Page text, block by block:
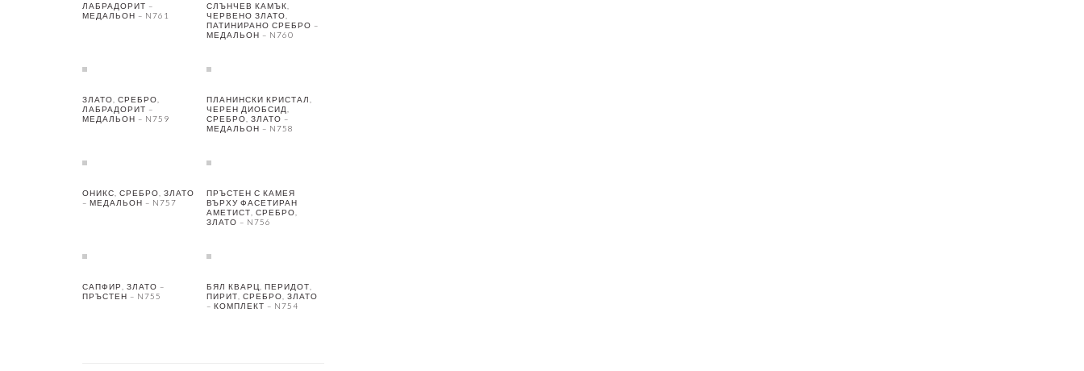
ЛАБРАДОРИТ –
МЕДАЛЬОН – N761
СЛЪНЧЕВ КАМЪК,
ЧЕРВЕНО ЗЛАТО,
ПАТИНИРАНО СРЕБРО –
МЕДАЛЬОН – N760
ЗЛАТО, СРЕБРО,
ЛАБРАДОРИТ –
МЕДАЛЬОН – N759
ПЛАНИНСКИ КРИСТАЛ,
ЧЕРЕН ДИОБСИД,
СРЕБРО, ЗЛАТО –
МЕДАЛЬОН – N758
ОНИКС, СРЕБРО, ЗЛАТО
– МЕДАЛЬОН – N757
ПРЪСТЕН С КАМЕЯ
ВЪРХУ ФАСЕТИРАН
АМЕТИСТ, СРЕБРО,
ЗЛАТО – N756
САПФИР, ЗЛАТО –
ПРЪСТЕН – N755
БЯЛ КВАРЦ, ПЕРИДОТ,
ПИРИТ, СРЕБРО, ЗЛАТО
– КОМПЛЕКТ – N754